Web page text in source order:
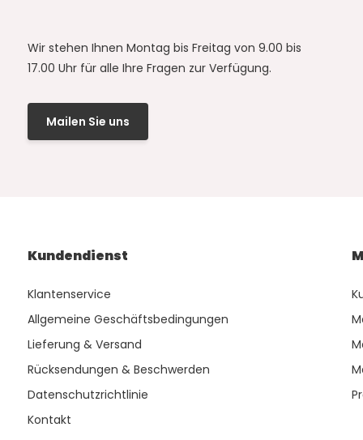
Wir stehen Ihnen Montag bis Freitag von 9.00 bis
17.00 Uhr für alle Ihre Fragen zur Verfügung.
Mailen Sie uns
Kundendienst
Klantenservice
Allgemeine Geschäftsbedingungen
Lieferung & Versand
Rücksendungen & Beschwerden
Datenschutzrichtlinie
Kontakt